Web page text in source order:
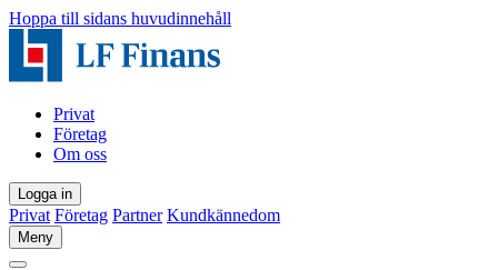
Hoppa till sidans huvudinnehåll
Privat
Företag
Om oss
Logga in
Privat Företag Partner Kundkännedom
Meny